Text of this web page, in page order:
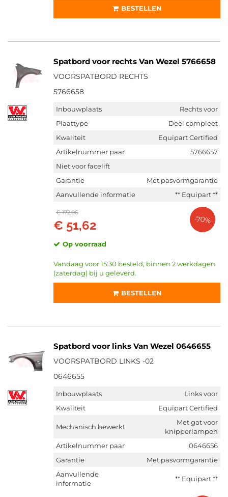
BESTELLEN
Spatbord voor rechts Van Wezel 5766658
VOORSPATBORD RECHTS
5766658
Inbouwplaats
Rechts voor
Plaattype
Deel compleet
Kwaliteit
Equipart Certified
Artikelnummer paar
5766657
Niet voor facelift
Garantie
Met pasvormgarantie
Aanvullende informatie
** Equipart **
€ 172,06
€ 51,62 -70%
Op voorraad
Vandaag voor 15:30 besteld, binnen 2 werkdagen
(zaterdag) bij u geleverd.
BESTELLEN
Spatbord voor links Van Wezel 0646655
VOORSPATBORD LINKS -02
0646655
Inbouwplaats
Links voor
Kwaliteit
Equipart Certified
Mechanisch bewerkt
Met gat voor
knipperlampen
Artikelnummer paar
0646656
Garantie
Met pasvormgarantie
Aanvullende
informatie
** Equipart **